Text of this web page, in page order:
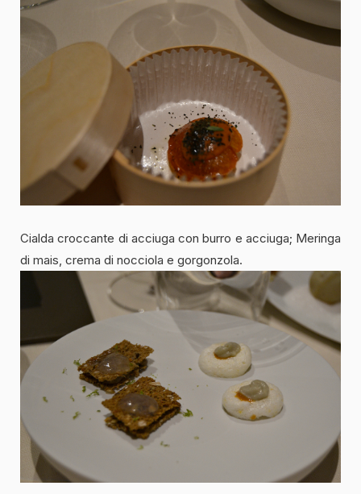
Cialda croccante di acciuga con burro e acciuga; Meringa
di mais, crema di nocciola e gorgonzola.